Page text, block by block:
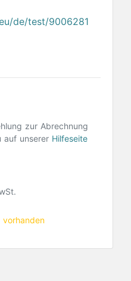
de/test/9006281
zur Abrechnung
auf unserer Hilfeseite